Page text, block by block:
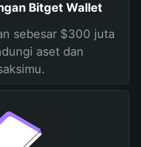
Bitget Wallet
sebesar $300 juta
aset dan